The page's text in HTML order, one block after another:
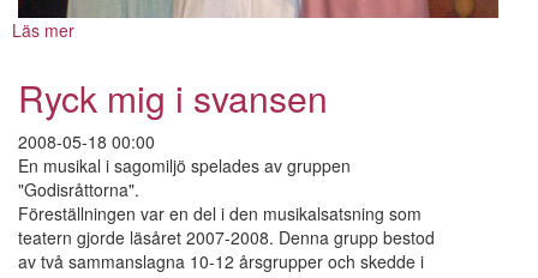
Läs mer
Canterville
Ryck mig i svansen
2008-05-18 00:00
En musikal i sagomiljö spelades av gruppen
"Godisråttorna".
Föreställningen var en del i den musikalsatsning som
teatern gjorde läsåret 2007-2008. Denna grupp bestod
av två sammanslagna 10-12 årsgrupper och skedde i